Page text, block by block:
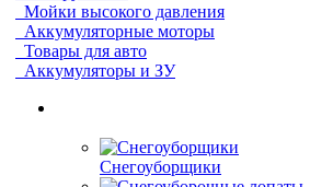
Мойки высокого давления
Аккумуляторные моторы
Товары для авто
Аккумуляторы и ЗУ
Снегоуборщики